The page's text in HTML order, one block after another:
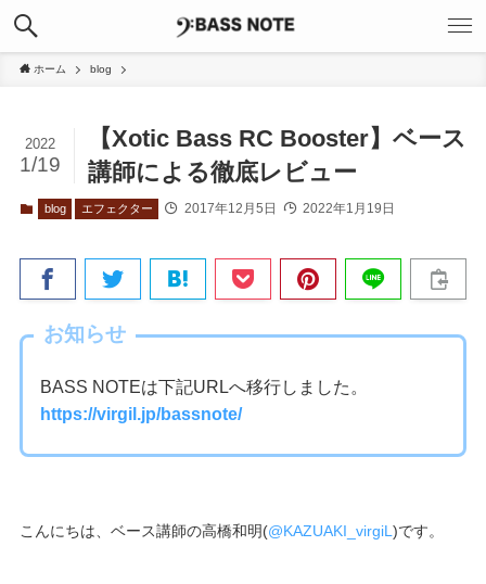
ホーム blog
【Xotic Bass RC Booster】ベース
講師による徹底レビュー
2022
1/19
blog エフェクター 2017年12月5日 2022年1月19日
お知らせ
BASS NOTEは下記URLへ移行しました。
https://virgil.jp/bassnote/
こんにちは、ベース講師の高橋和明(@KAZUAKI_virgiL )です。